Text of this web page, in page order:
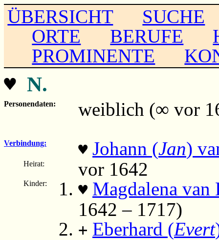
ÜBERSICHT
SUCHE
ORTE
BERUFE
PROMINENTE
♥ N.
Personendaten: weiblich (∞ vor
Verbindung: ♥ Johann (Jan)
Heirat: vor 1642
Kinder: ♥ Magdalena
1642 – 1717)
+ Eberhard (Evert